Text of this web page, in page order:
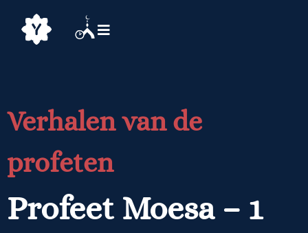
Verhalen van de
profeten
Profeet Moesa – 1